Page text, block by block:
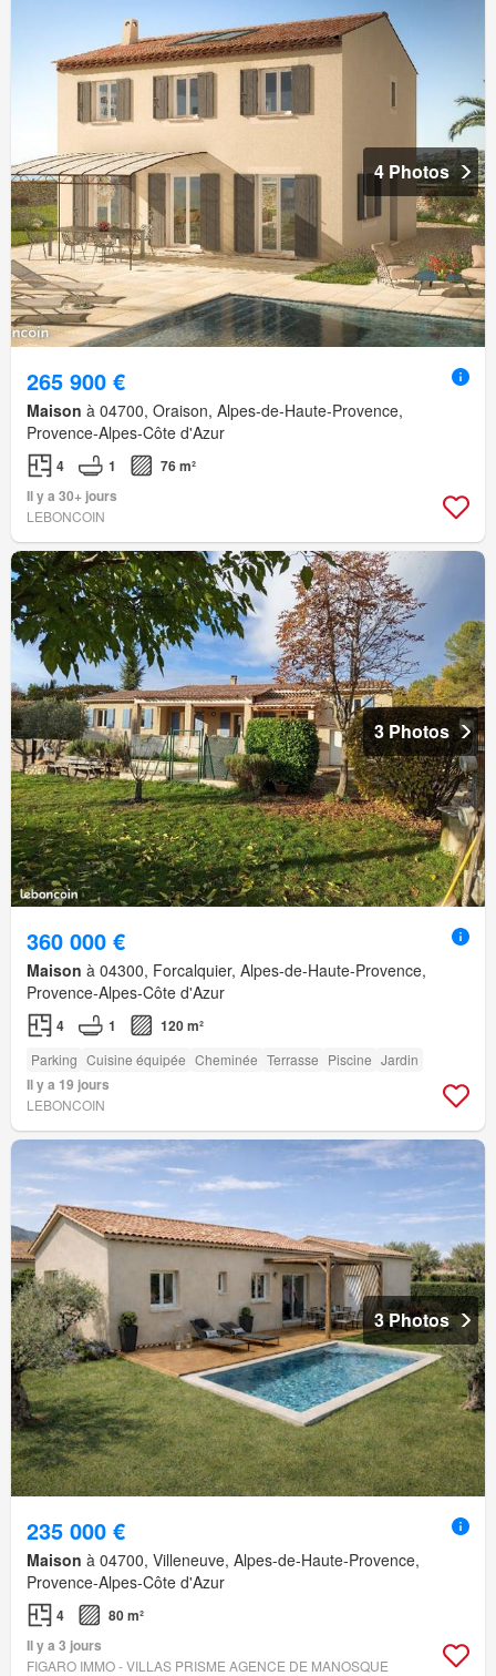
4 Photos
265 900 €
Maison à 04700, Oraison, Alpes-de-Haute-Provence,
Provence-Alpes-Côte d'Azur
4 1
76 m²
Il y a 30+ jours
LEBONCOIN
3 Photos
360 000 €
Maison à 04300, Forcalquier, Alpes-de-Haute-Provence,
Provence-Alpes-Côte d'Azur
4 1 120 m²
Parking Cuisine équipée Cheminée Terrasse Piscine Jardin
Il y a 19 jours
LEBONCOIN
3 Photos
235 000 €
Maison à 04700, Villeneuve, Alpes-de-Haute-Provence,
Provence-Alpes-Côte d'Azur
4
80 m²
Il y a 3 jours
FIGARO IMMO - VILLAS PRISME AGENCE DE MANOSQUE